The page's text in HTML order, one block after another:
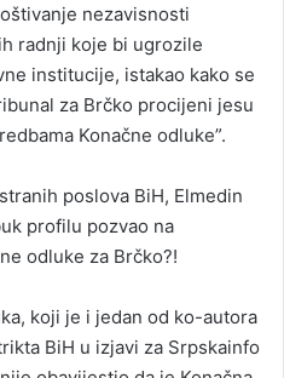
nezavisnosti
radnji koje bi ugrozile
institucije, istakao kako se
za Brčko procijeni jesu
Konačne odluke”.
poslova BiH, Elmedin
profilu pozvao na
odluke za Brčko?!
koji je i jedan od ko-autora
BiH u izjavi za Srpskainfo